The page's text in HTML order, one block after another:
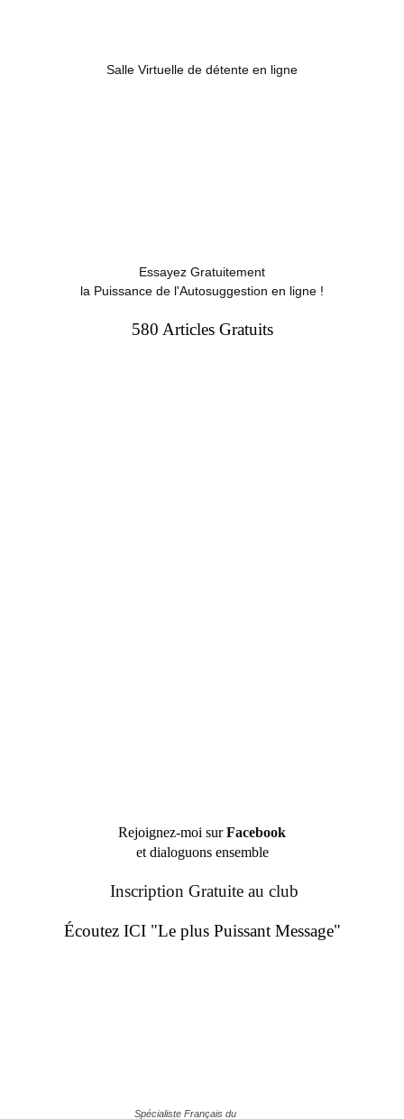
Salle Virtuelle de détente en ligne
Essayez Gratuitement
la Puissance de l'Autosuggestion en ligne !
580 Articles Gratuits
Rejoignez-moi surFacebook
et dialoguons ensemble
Inscription Gratuite au club
Écoutez ICI "Le plus Puissant Message"
Spécialiste Français du